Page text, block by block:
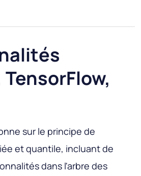
sur le principe de
et quantile, incluant de
dans l'arbre des